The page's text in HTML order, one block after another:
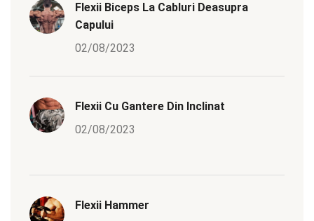
Flexii Biceps La Cabluri Deasupra
Capului
02/08/2023
Flexii Cu Gantere Din Inclinat
02/08/2023
Flexii Hammer